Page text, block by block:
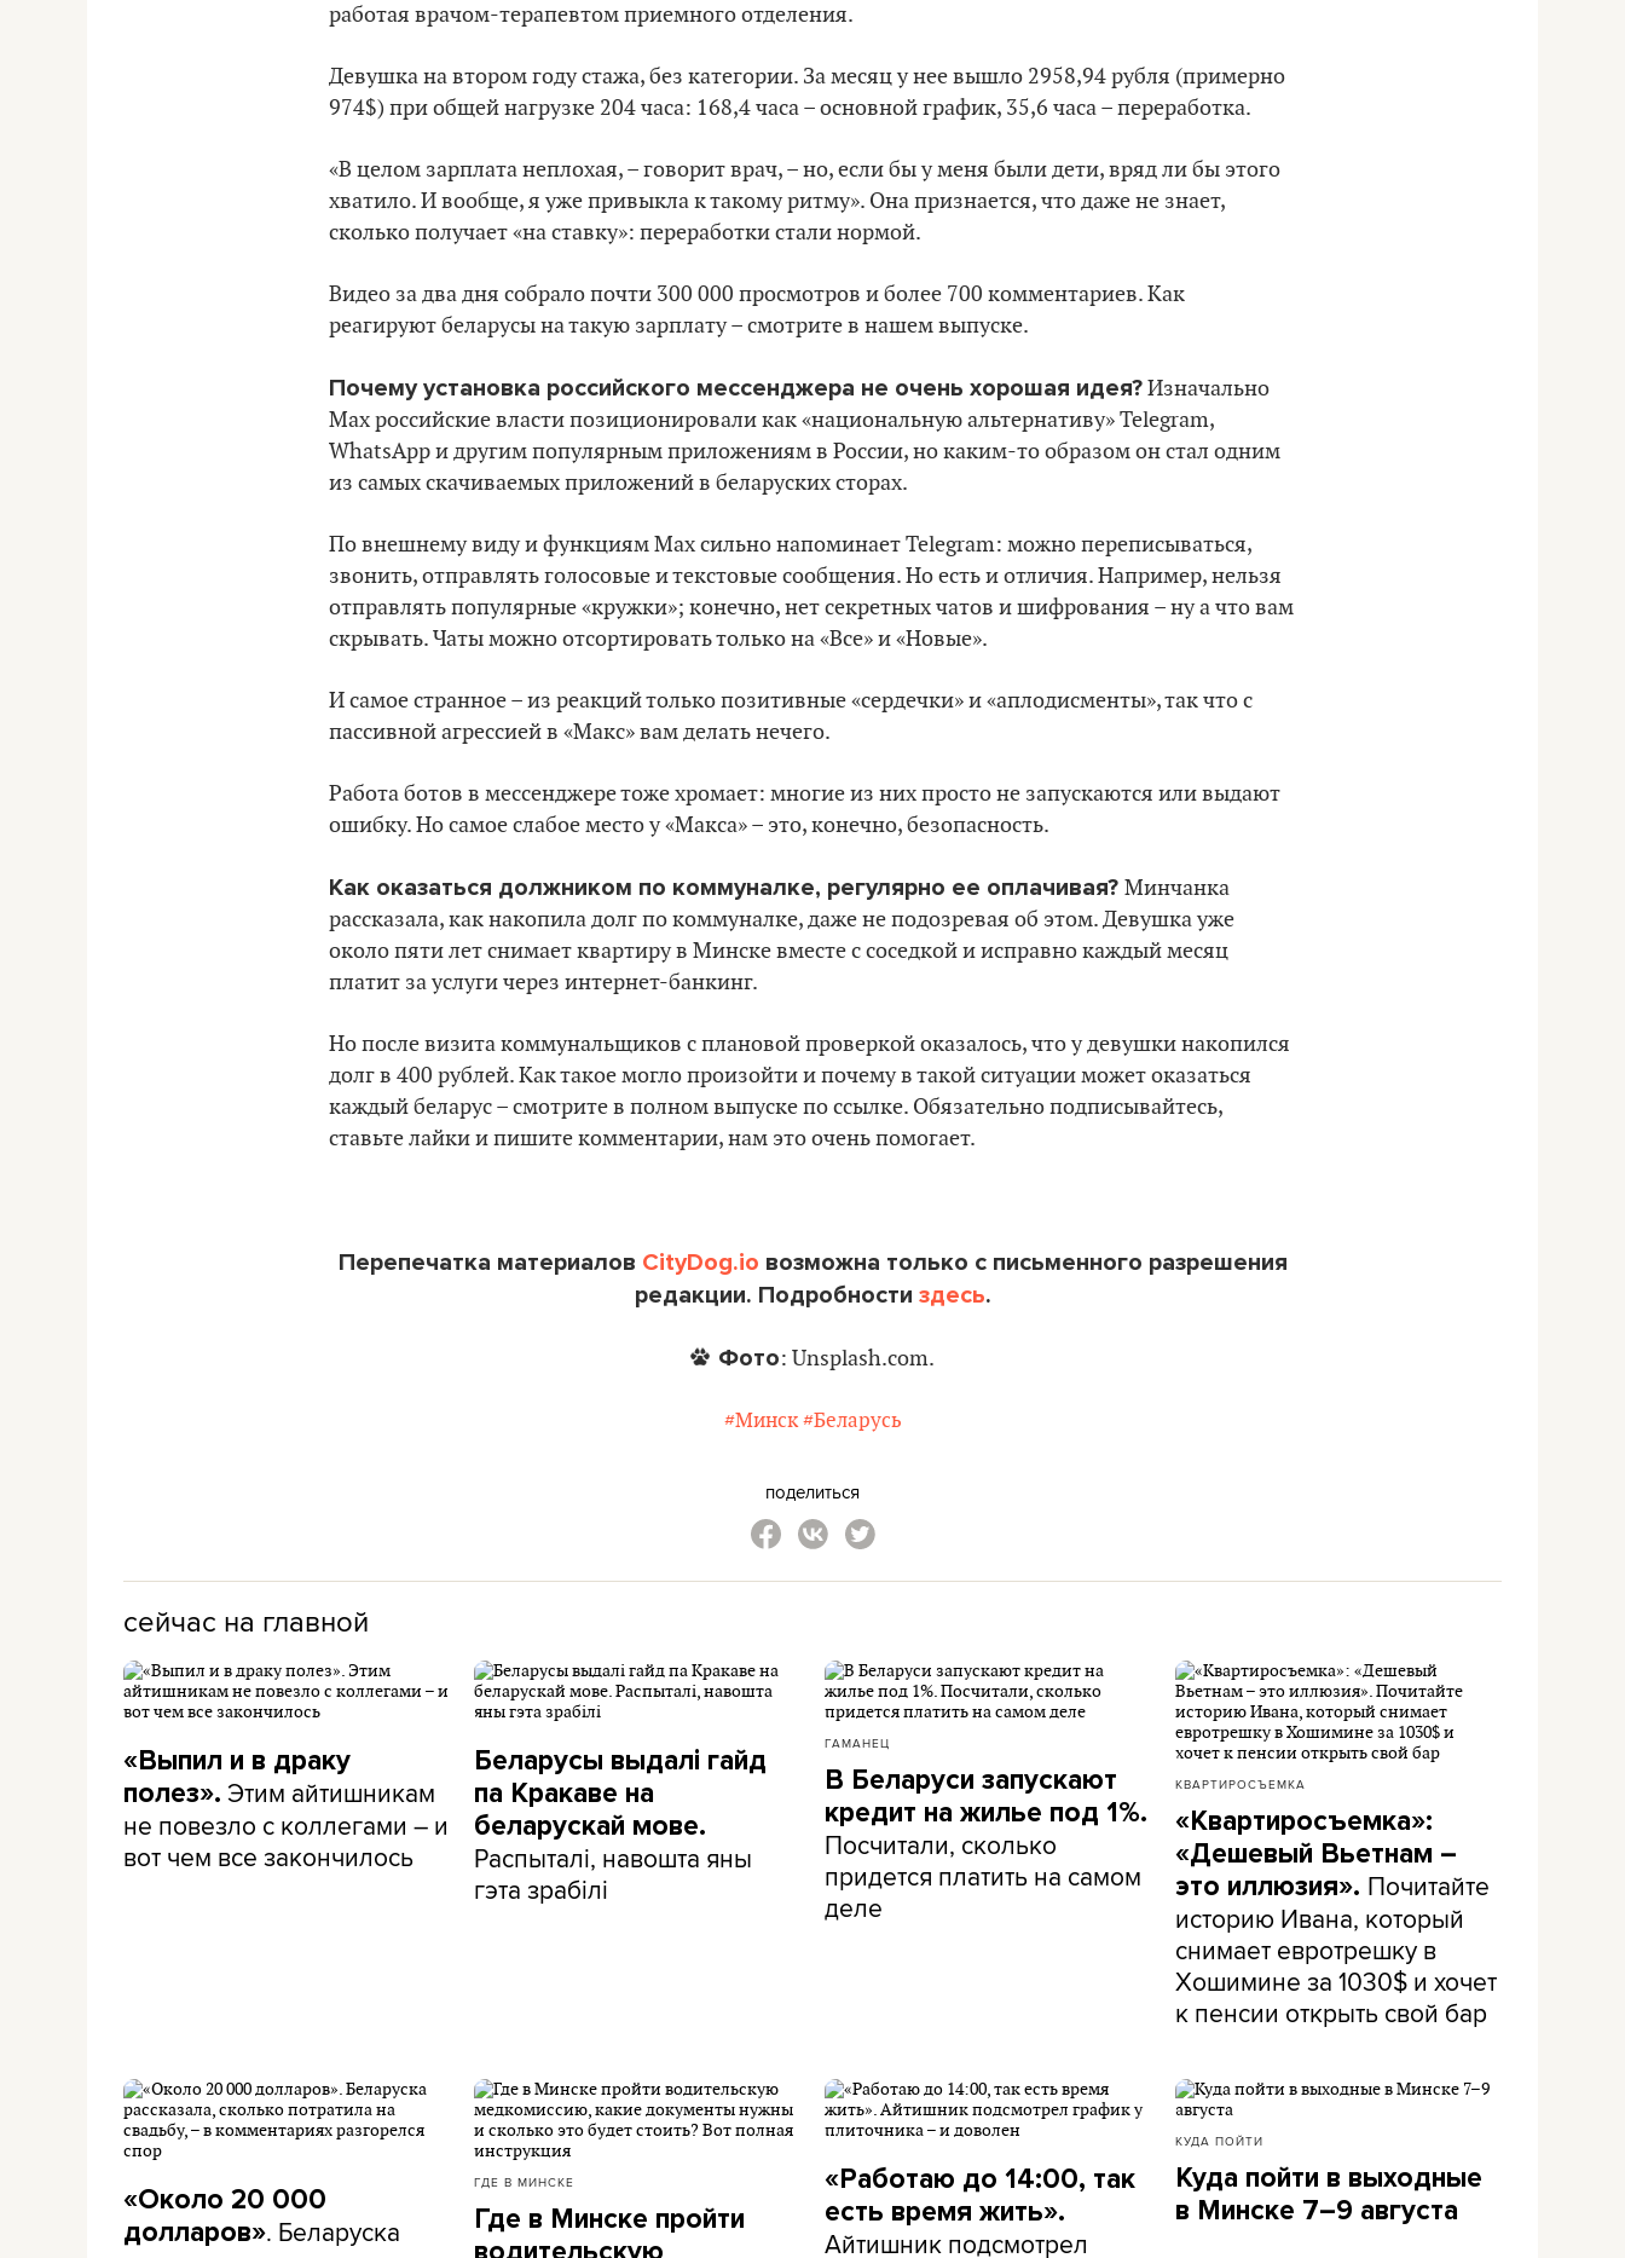
работая врачом-терапевтом приемного отделения.
Девушка на втором году стажа, без категории. За месяц у нее вышло 2958,94 рубля (примерно
974$) при общей нагрузке 204 часа: 168,4 часа – основной график, 35,6 часа – переработка.
«В целом зарплата неплохая, – говорит врач, – но, если бы у меня были дети, вряд ли бы этого
хватило. И вообще, я уже привыкла к такому ритму». Она признается, что даже не знает,
сколько получает «на ставку»: переработки стали нормой.
Видео за два дня собрало почти 300 000 просмотров и более 700 комментариев. Как
реагируют беларусы на такую зарплату – смотрите в нашем выпуске.
Почему установка российского мессенджера не очень хорошая идея?Изначально
Max российские власти позиционировали как «национальную альтернативу» Telegram,
WhatsApp и другим популярным приложениям в России, но каким-то образом он стал одним
из самых скачиваемых приложений в беларуских сторах.
По внешнему виду и функциям Max сильно напоминает Telegram: можно переписываться,
звонить, отправлять голосовые и текстовые сообщения. Но есть и отличия. Например, нельзя
отправлять популярные «кружки»; конечно, нет секретных чатов и шифрования – ну а что вам
скрывать. Чаты можно отсортировать только на «Все» и «Новые».
И самое странное – из реакций только позитивные «сердечки» и «аплодисменты», так что с
пассивной агрессией в «Макс» вам делать нечего.
Работа ботов в мессенджере тоже хромает: многие из них просто не запускаются или выдают
ошибку. Но самое слабое место у «Макса» – это, конечно, безопасность.
Как оказаться должником по коммуналке, регулярно ее оплачивая? Минчанка
рассказала, как накопила долг по коммуналке, даже не подозревая об этом. Девушка уже
около пяти лет снимает квартиру в Минске вместе с соседкой и исправно каждый месяц
платит за услуги через интернет-банкинг.
Но после визита коммунальщиков с плановой проверкой оказалось, что у девушки накопился
долг в 400 рублей. Как такое могло произойти и почему в такой ситуации может оказаться
каждый беларус – смотрите в полном выпуске по ссылке. Обязательно подписывайтесь,
ставьте лайки и пишите комментарии, нам это очень помогает.
Перепечатка материалов CityDog.io возможна только с письменного разрешения
редакции. Подробности здесь.
Фото: Unsplash.com.
#Минск #Беларусь
поделиться
сейчас на главной
«Выпил и в драку
полез». Этим айтишникам
не повезло с коллегами – и
вот чем все закончилось
Беларусы выдалі гайд
па Кракаве на
беларускай мове.
Распыталі, навошта яны
гэта зрабілі
ГАМАНЕЦ
В Беларуси запускают
кредит на жилье под 1%.
Посчитали, сколько
придется платить на самом
деле
КВАРТИРОСЪЕМКА
«Квартиросъемка»:
«Дешевый Вьетнам –
это иллюзия». Почитайте
историю Ивана, который
снимает евротрешку в
Хошимине за 1030$ и хочет
к пенсии открыть свой бар
«Около 20 000
долларов». Беларуска
ГДЕ В МИНСКЕ
Где в Минске пройти
«Работаю до 14:00, так
есть время жить».
Айтишник подсмотрел
КУДА ПОЙТИ
Куда пойти в выходные
в Минске 7–9 августа